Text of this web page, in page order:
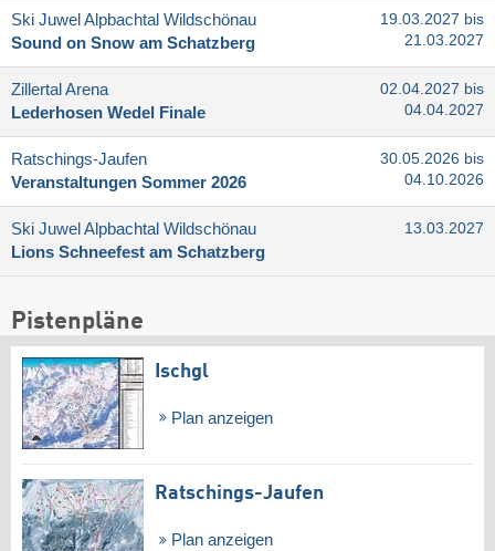
Ski Juwel Alpbachtal Wildschönau
Sound on Snow am Schatzberg
19.03.2027 bis
21.03.2027
Zillertal Arena
Lederhosen Wedel Finale
02.04.2027 bis
04.04.2027
Ratschings-Jaufen
Veranstaltungen Sommer 2026
30.05.2026 bis
04.10.2026
Ski Juwel Alpbachtal Wildschönau
Lions Schneefest am Schatzberg
13.03.2027
Pistenpläne
Ischgl
Plan anzeigen
Ratschings-Jaufen
Plan anzeigen